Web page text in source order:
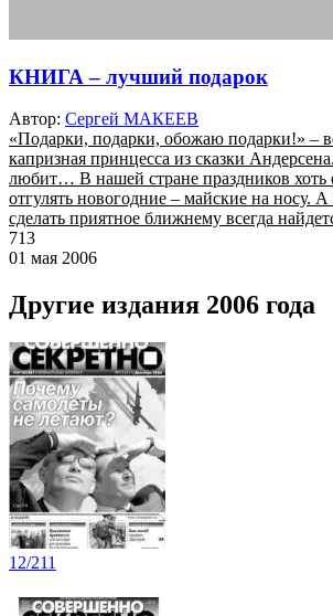
КНИГА – лучший подарок
Автор: Сергей МАКЕЕВ
«Подарки, подарки, обожаю подарки!» –
капризная принцесса из сказки
любит… В нашей стране праздников хоть
отгулять новогодние – майские на носу.
сделать приятное ближнему всегда
713
01 мая 2006
Другие издания 2006 года
12/211